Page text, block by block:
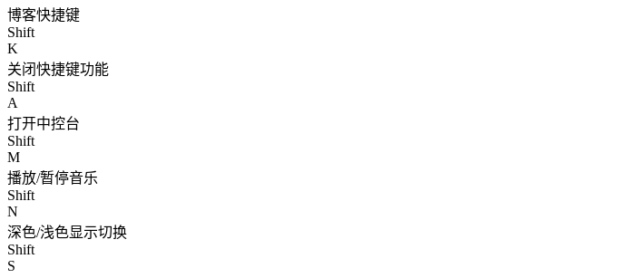
博客快捷键
Shift
K
关闭快捷键功能
Shift
A
打开中控台
Shift
M
播放/暂停音乐
Shift
N
深色/浅色显示切换
Shift
S